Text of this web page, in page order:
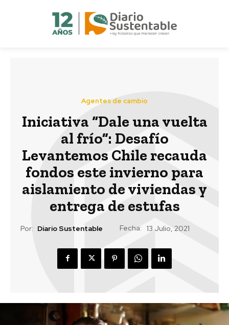
Agentes de cambio
Iniciativa “Dale una vuelta
al frío”: Desafío
Levantemos Chile recauda
fondos este invierno para
aislamiento de viviendas y
entrega de estufas
Por: Diario Sustentable Fecha: 13 Julio, 2021